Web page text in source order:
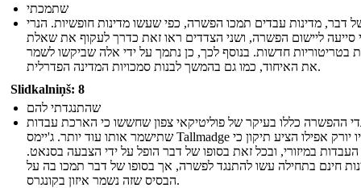
שתמכתי
דבר, מדינות עבדים תמכו הפשרה, כפי שעשו מדינות חופשיות. הנרי
סייעה ליישום הפשרה, ושני הצדדים ראו זאת כדרך לעקוף את שאלת
בטריטוריות חדשות. בנוסף לכך, כן נתמך על ידי אלה שביקשו לשמר
את האיחוד, כמו גם בהמשך לבנות סמכויות המדינה הפדרלית.
Slidkalniņš: 8
שהתנגדתי להם
ההפשרה כללו בעיקר של פוליטיקאי צפון שחששו כי הארכת עבדות
שתישמר אותו עוד יותר. ג'יימס Tallmadge של ניו יורק אפילו הציע תיקון כי
העבדות במיזורי, ובכל זאת בסופו של דבר הופל על ידי הצבעה בסנאט.
חינם בתחילה עשו להתנגד לפשרה, אך בסופו של דבר תמכו בה על
הבסיס שזה נשמר איזון בקונגרס.